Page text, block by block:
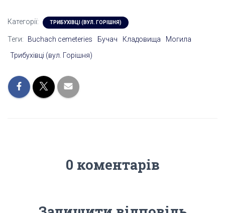
Категорії: ТРИБУХІВЦІ (ВУЛ. ГОРІШНЯ)
Теги: Buchach cemeteries Бучач Кладовища
Могила
Трибухівці (вул. Горішня)
0 коментарів